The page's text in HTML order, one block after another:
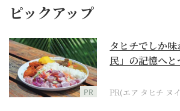
ピックアップ
PR
タヒチでしか
民」の記憶へ
PR(エア タヒチ ヌ